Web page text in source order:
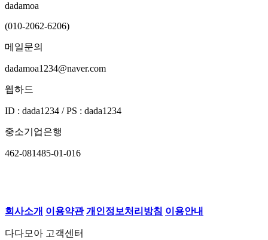
dadamoa
(010-2062-6206)
메일문의
dadamoa1234@naver.com
웹하드
ID : dada1234 / PS : dada1234
중소기업은행
462-081485-01-016
회사소개 이용약관 개인정보처리방침 이용안내
다다모아 고객센터